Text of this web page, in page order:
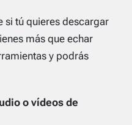
si tú quieres descargar
más que echar
y podrás
o vídeos de